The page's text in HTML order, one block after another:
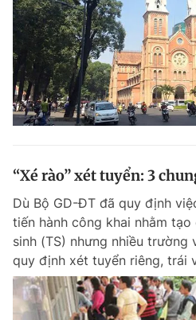
“Xé rào” xét tuyển: 3
Dù Bộ GD-ĐT đã quy định
tiến hành công khai nhằm
sinh (TS) nhưng nhiều trường
quy định xét tuyển riêng, trái